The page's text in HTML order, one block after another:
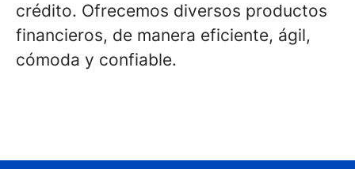
crédito. Ofrecemos diversos productos
financieros, de manera eficiente, ágil,
cómoda y confiable.